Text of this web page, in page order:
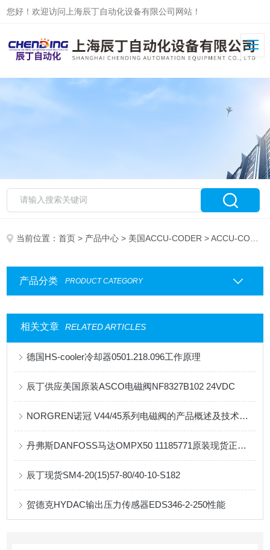
您好！欢迎访问上海辰丁自动化设备有限公司网站！
当前位置：首页 > 产品中心 > 美国ACCU-CODER > ACCU-CODER旋转编码器
产品分类 PRODUCT CATEGORY
相关文章 RELATED ARTICLES
德国HS-cooler冷却器0501.218.096工作原理
辰丁供应美国原装ASCO电磁阀NF8327B102 24VDC
NORGREN诺冠 V44/45系列电磁阀的产品概述及技术参数
丹弗斯DANFOSS马达OMPX50 11185771原装现货正品供应
辰丁现货SM4-20(15)57-80/40-10-S182
贺德克HYDAC输出压力传感器EDS346-2-250性能